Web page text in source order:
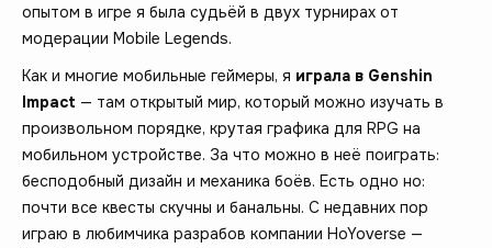
опытом в игре я была судьёй в двух турнирах от
модерации Mobile Legends.
Как и многие мобильные геймеры, я играла в Genshin
Impact — там открытый мир, который можно изучать в
произвольном порядке, крутая графика для RPG на
мобильном устройстве. За что можно в неё поиграть:
бесподобный дизайн и механика боёв. Есть одно но:
почти все квесты скучны и банальны. С недавних пор
играю в любимчика разрабов компании HoYoverse —